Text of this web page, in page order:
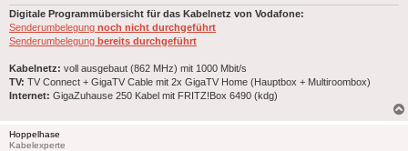
Digitale Programmübersicht für das Kabelnetz von Vodafone:
Senderumbelegung noch nicht durchgeführt
Senderumbelegung bereits durchgeführt
Kabelnetz: voll ausgebaut (862 MHz) mit 1000 Mbit/s
TV: TV Connect + GigaTV Cable mit 2x GigaTV Home (Hauptbox + Multiroombox)
Internet: GigaZuhause 250 Kabel mit FRITZ!Box 6490 (kdg)
Hoppelhase
Kabelexperte